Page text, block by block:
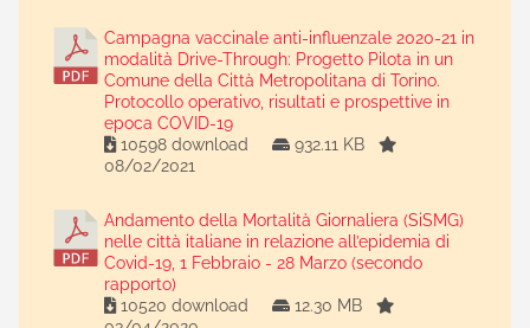
Campagna vaccinale anti-influenzale 2020-21 in
modalità Drive-Through: Progetto Pilota in un
Comune della Città Metropolitana di Torino.
Protocollo operativo, risultati e prospettive in
epoca COVID-19
10598 download
932.11 KB
08/02/2021
Andamento della Mortalità Giornaliera (SiSMG)
nelle città italiane in relazione all’epidemia di
Covid-19, 1 Febbraio - 28 Marzo (secondo
rapporto)
10520 download
12.30 MB